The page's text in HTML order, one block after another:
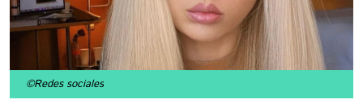
©Redes sociales